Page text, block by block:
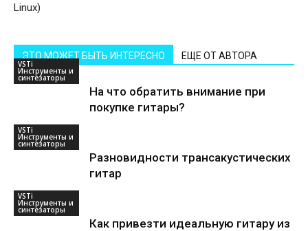
Linux)
ЭТО МОЖЕТ БЫТЬ ИНТЕРЕСНО ЕЩЕ ОТ АВТОРА
VSTi
Инструменты и
синтезаторы
На что обратить внимание при
покупке гитары?
VSTi
Инструменты и
синтезаторы
Разновидности трансакустических
гитар
VSTi
Инструменты и
синтезаторы
Как привезти идеальную гитару из